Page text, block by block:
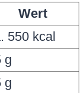
Wert
550 kcal
g
g